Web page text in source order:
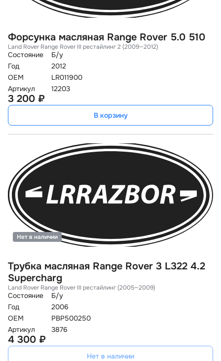
Форсунка масляная Range Rover 5.0 510
Land Rover Range Rover III рестайлинг 2 (2009—2012)
Состояние
Б/у
Год
2012
OEM
LR011900
Артикул
12203
3 200 ₽
В корзину
Трубка масляная Range Rover 3 L322 4.2
Supercharg
Land Rover Range Rover III рестайлинг (2005—2009)
Состояние
Б/у
Год
2006
OEM
PBP500250
Артикул
3876
Нет в наличии
4 300 ₽
Нет в наличии